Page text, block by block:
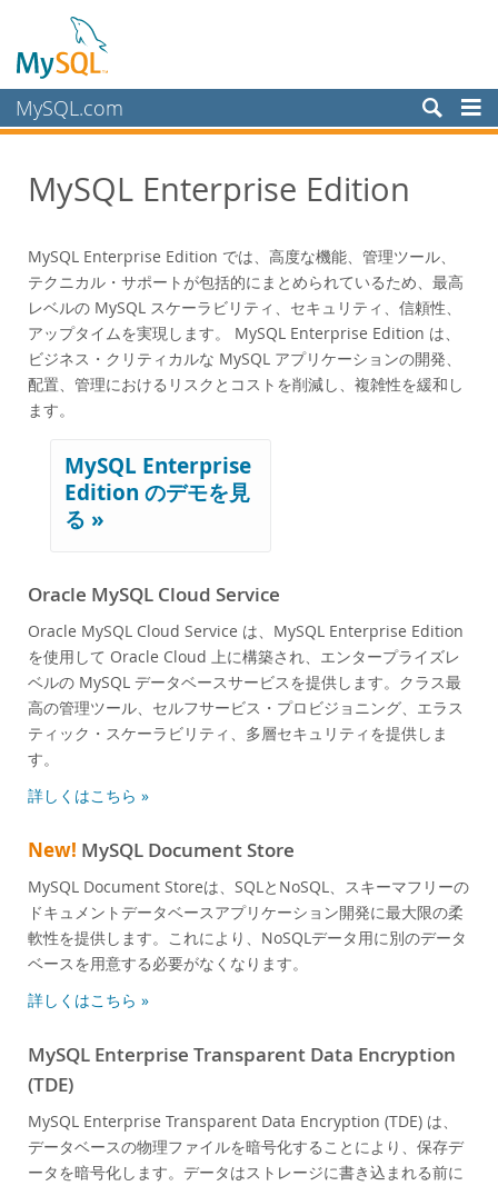
MySQL.com
MySQL HeatWave
MySQL AI
MySQL Enterprise Edition
データシート(pdf)
技術仕様
MySQLデータベース
Enterprise Backup
Enterprise Scalability
Enterprise Stored Programs
Enterprise TDE
Enterprise Encryption
Enterprise Masking
Enterprise Telemetry
Oracle Enterprise Manager
DISA STIG
CIS Benchmark
MySQL ドキュメントストア
コネクタ
お客様の言葉
Compare Editions
MySQL Standard Edition
MySQL Classic Edition
MySQL Embedded (組み込み/バンドル)
サービス
パートナー
お客様
MySQL を選ぶ理由
MySQL Enterprise Edition
MySQL Enterprise Edition では、高度な機能、管理ツール、
テクニカル・サポートが包括的にまとめられているため、最高
レベルの MySQL スケーラビリティ、セキュリティ、信頼性、
アップタイムを実現します。 MySQL Enterprise Edition は、
ビジネス・クリティカルな MySQL アプリケーションの開発、
配置、管理におけるリスクとコストを削減し、複雑性を緩和し
ます。
MySQL Enterprise
Edition のデモを見
る »
Oracle MySQL Cloud Service
Oracle MySQL Cloud Service は、MySQL Enterprise Edition
を使用して Oracle Cloud 上に構築され、エンタープライズレ
ベルの MySQL データベースサービスを提供します。クラス最
高の管理ツール、セルフサービス・プロビジョニング、エラス
ティック・スケーラビリティ、多層セキュリティを提供しま
す。
詳しくはこちら »
New! MySQL Document Store
MySQL Document Storeは、SQLとNoSQL、スキーマフリーの
ドキュメントデータベースアプリケーション開発に最大限の柔
軟性を提供します。これにより、NoSQLデータ用に別のデータ
ベースを用意する必要がなくなります。
詳しくはこちら »
MySQL Enterprise Transparent Data Encryption
(TDE)
MySQL Enterprise Transparent Data Encryption (TDE) は、
データベースの物理ファイルを暗号化することにより、保存デ
ータを暗号化します。データはストレージに書き込まれる前に